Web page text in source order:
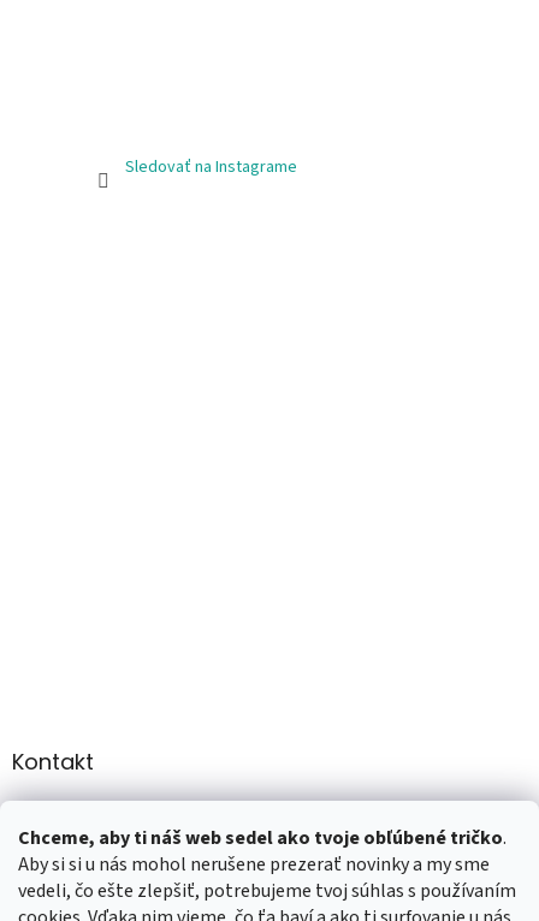
Chceme, aby ti náš web sedel ako tvoje obľúbené tričko.
Aby si si u nás mohol nerušene prezerať novinky a my sme
vedeli, čo ešte zlepšiť, potrebujeme tvoj súhlas s používaním
Sledovať na Instagrame
Kontakt
+421 907947783